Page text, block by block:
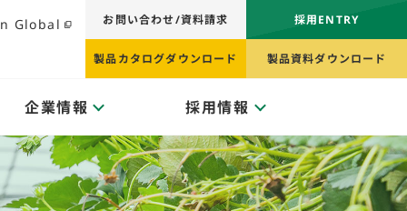
Global お問い合わせ/資料請求
製品カタログダウンロード
採用ENTRY
製品資料ダウンロード
企業情報 採用情報